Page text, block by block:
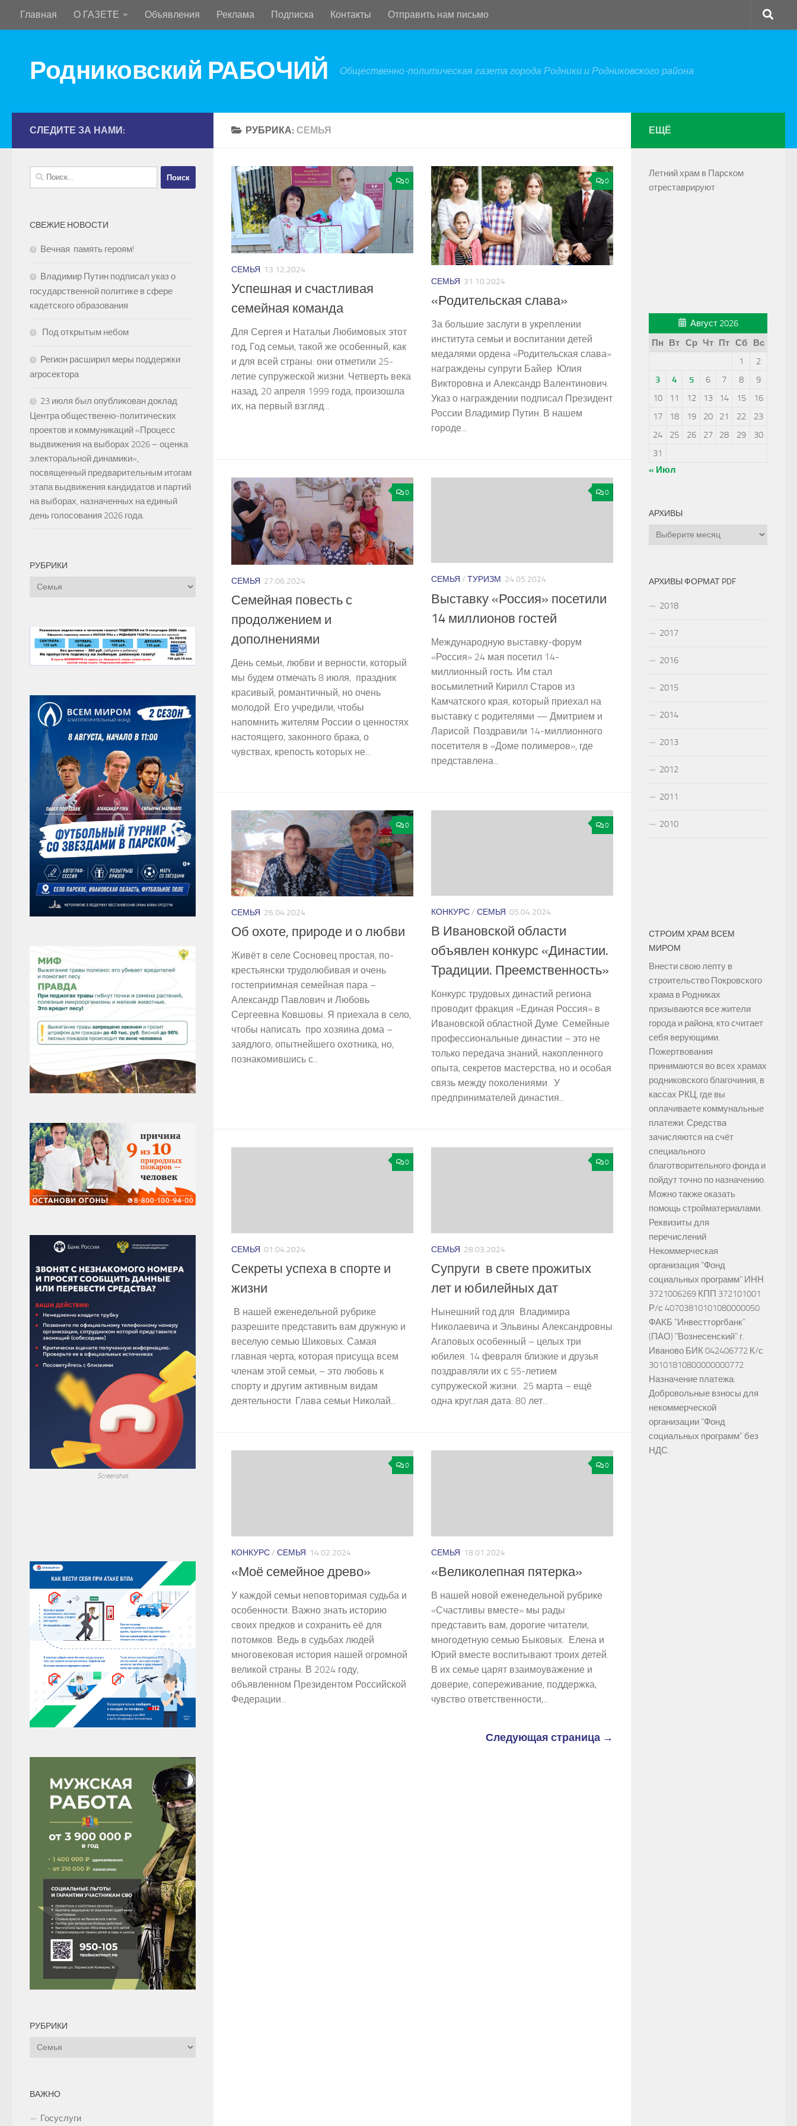
Перейти к содержимому
Главная О ГАЗЕТЕ Объявления Реклама Подписка Контакты Отправить нам письмо
Родниковский РАБОЧИЙ Общественно-политическая газета города Родники и Родниковского района
РУБРИКА: СЕМЬЯ
0
СЕМЬЯ 13.12.2024
Успешная и счастливая
семейная команда
Для Сергея и Натальи Любимовых этот
год, Год семьи, такой же особенный, как
и для всей страны: они отметили 25­
летие супружеской жизни. Четверть века
назад, 20 апреля 1999 года, произошла
их, на первый взгляд...
0
СЕМЬЯ 31.10.2024
«Родительская слава»
За большие заслуги в укреплении
института семьи и воспитании детей
медалями ордена «Родительская слава»
награждены супруги Байер ­ Юлия
Викторовна и Александр Валентинович.
Указ о награждении подписал Президент
России Владимир Путин. В нашем
городе...
0
СЕМЬЯ 27.06.2024
Семейная повесть с
продолжением и
дополнениями
День семьи, любви и верности, который
мы будем отмечать 8 июля, ­ праздник
красивый, романтичный, но очень
молодой. Его учредили, чтобы
напомнить жителям России о ценностях
настоящего, законного брака, о
чувствах, крепость которых не...
0
СЕМЬЯ / ТУРИЗМ 24.05.2024
Выставку «Россия» посетили
14 миллионов гостей
Международную выставку-форум
«Россия» 24 мая посетил 14-
миллионный гость. Им стал
восьмилетний Кирилл Старов из
Камчатского края, который приехал на
выставку с родителями — Дмитрием и
Ларисой. Поздравили 14-миллионного
посетителя в «Доме полимеров», где
представлена...
0
СЕМЬЯ 26.04.2024
Об охоте, природе и о любви
Живёт в селе Сосновец простая, по-
крестьянски трудолюбивая и очень
гостеприимная семейная пара –
Александр Павлович и Любовь
Сергеевна Ковшовы. Я приехала в село,
чтобы написать про хозяина дома –
заядлого, опытнейшего охотника, но,
познакомившись с...
0
КОНКУРС/ СЕМЬЯ 05.04.2024
В Ивановской области
объявлен конкурс «Династии.
Традиции. Преемственность»
Конкурс трудовых династий региона
проводит фракция «Единая Россия» в
Ивановской областной Думе. Семейные
профессиональные династии – это не
только передача знаний, накопленного
опыта, секретов мастерства, но и особая
связь между поколениями. У
предпринимателей династия...
0
СЕМЬЯ 01.04.2024
Секреты успеха в спорте и
жизни
В нашей еженедельной рубрике
разрешите представить вам дружную и
веселую семью Шиковых. Самая
главная черта, которая присуща всем
членам этой семьи, – это любовь к
спорту и другим активным видам
деятельности. Глава семьи Николай...
0
СЕМЬЯ 28.03.2024
Супруги в свете прожитых
лет и юбилейных дат
Нынешний год для Владимира
Николаевича и Эльвины Александровны
Агаповых особенный – целых три
юбилея. 14 февраля близкие и друзья
поздравляли их с 55-летием
супружеской жизни. 25 марта – ещё
одна круглая дата: 80 лет...
0
КОНКУРС/ СЕМЬЯ 14.02.2024
«Моё семейное древо»
У каждой семьи неповторимая судьба и
особенности. Важно знать историю
своих предков и сохранить её для
потомков. Ведь в судьбах людей
многовековая история нашей огромной
великой страны. В 2024 году,
объявленном Президентом Российской
Федерации...
0
СЕМЬЯ 18.01.2024
«Великолепная пятерка»
В нашей новой еженедельной рубрике
«Счастливы вместе» мы рады
представить вам, дорогие читатели,
многодетную семью Быковых. Елена и
Юрий вместе воспитывают троих детей.
В их семье царят взаимоуважение и
доверие, сопереживание, поддержка,
чувство ответственности,...
Следующая страница →
СЛЕДИТЕ ЗА НАМИ:
Найти:
СВЕЖИЕ НОВОСТИ
Вечная память героям!
Владимир Путин подписал указ о
государственной политике в сфере
кадетского образования
Под открытым небом
Регион расширил меры поддержки
агросектора
23 июля был опубликован доклад
Центра общественно-политических
проектов и коммуникаций «Процесс
выдвижения на выборах 2026 – оценка
электоральной динамики»,
посвященный предварительным итогам
этапа выдвижения кандидатов и партий
на выборах, назначенных на единый
день голосования 2026 года.
РУБРИКИ
Рубрики
Screenshot
РУБРИКИ
Рубрики
ВАЖНО
Госуслуги
ЕЩЁ
Летний храм в Парском
отреставрируют
Август 2026
Пн
Вт Ср Чт Пт Сб
Вс
1
2
3
4 5 6 7 8
9
10
11 12 13 14 15
16
17
18 19 20 21 22
23
24
25 26 27 28 29
30
31
« Июл
АРХИВЫ
Архивы
АРХИВЫ ФОРМАТ PDF
2018
2017
2016
2015
2014
2013
2012
2011
2010
СТРОИМ ХРАМ ВСЕМ
МИРОМ
Внести свою лепту в
строительство Покровского
храма в Родниках
призываются все жители
города и района, кто считает
себя верующими.
Пожертвования
принимаются во всех храмах
родниковского благочиния, в
кассах РКЦ, где вы
оплачиваете коммунальные
платежи. Средства
зачисляются на счёт
специального
благотворительного фонда и
пойдут точно по назначению.
Можно также оказать
помощь стройматериалами.
Реквизиты для
перечислений
Некоммерческая
организация "Фонд
социальных программ" ИНН
3721006269 КПП 372101001
Р/с 40703810101080000050
ФАКБ "Инвестторгбанк"
(ПАО) "Вознесенский" г.
Иваново БИК 042406772 К/с
30101810800000000772
Назначение платежа:
Добровольные взносы для
некоммерческой
организации "Фонд
социальных программ" без
НДС.